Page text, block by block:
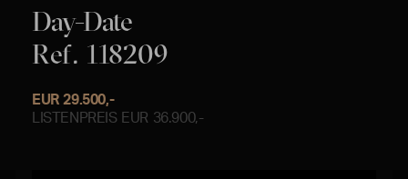
Day-Date
Ref. 118209
EUR 29.500,-
LISTENPREIS EUR 36.900,-